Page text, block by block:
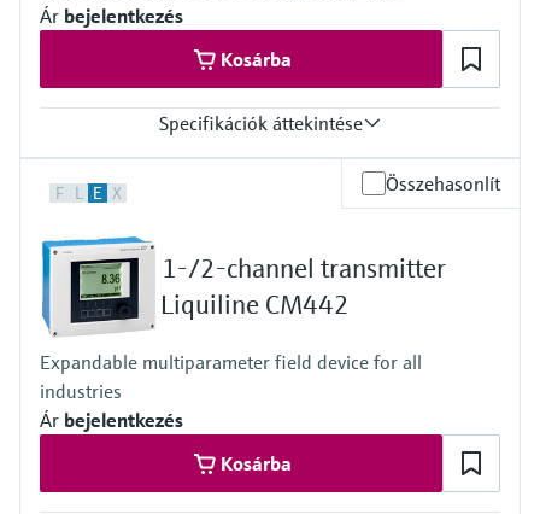
Ár bejelentkezés
Kosárba
Specifikációk áttekintése
One channel transmitter for Memosens and analog (pH, ORP,
Output / communication
4 to 20 mA, HART (optional), additional second output possible;
HART communication, also later activatable
Ingress protection
Field housing:
IP66/67 (IEC 60529)
NEMA 4X (UL 50E)
DIN-rail housing: IP20
F L E X Összehasonlít
1-/2-channel transmitter
Liquiline CM442
Expandable multiparameter field device for all
industries
Ár bejelentkezés
Kosárba